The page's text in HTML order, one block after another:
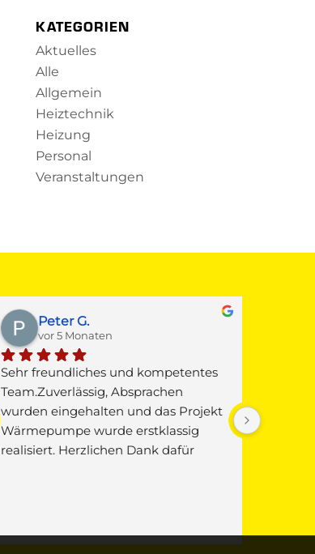
KATEGORIEN
Aktuelles
Alle
Allgemein
Heiztechnik
Heizung
Personal
Veranstaltungen
Peter G.
vor 5 Monaten
Sehr freundliches und kompetentes
Team.Zuverlässig, Absprachen
wurden eingehalten und das Projekt
Wärmepumpe wurde erstklassig
realisiert. Herzlichen Dank dafür